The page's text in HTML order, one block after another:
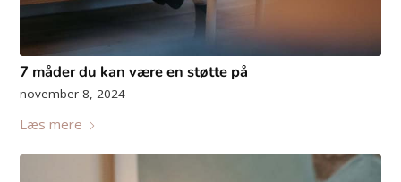
7 måder du kan være en støtte på
november 8, 2024
Læs mere